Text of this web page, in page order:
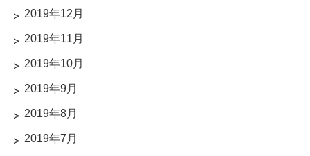
2019年12月
2019年11月
2019年10月
2019年9月
2019年8月
2019年7月